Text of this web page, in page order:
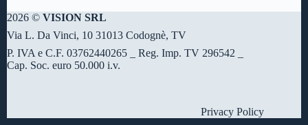
2026 © VISION SRL
Via L. Da Vinci, 10 31013 Codognè, TV
P. IVA e C.F. 03762440265 _ Reg. Imp. TV 296542 _
Cap. Soc. euro 50.000 i.v.
Privacy Policy